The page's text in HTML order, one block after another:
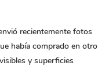
recientemente fotos
había comprado en otro
y superficies